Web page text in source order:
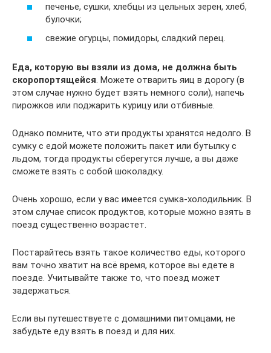
печенье, сушки, хлебцы из цельных зерен, хлеб,
булочки;
свежие огурцы, помидоры, сладкий перец.
Еда, которую вы взяли из дома, не должна быть
скоропортящейся. Можете отварить яиц в дорогу (в
этом случае нужно будет взять немного соли), напечь
пирожков или поджарить курицу или отбивные.
Однако помните, что эти продукты хранятся недолго. В
сумку с едой можете положить пакет или бутылку с
льдом, тогда продукты сберегутся лучше, а вы даже
сможете взять с собой шоколадку.
Очень хорошо, если у вас имеется сумка-холодильник. В
этом случае список продуктов, которые можно взять в
поезд существенно возрастет.
Постарайтесь взять такое количество еды, которого
вам точно хватит на всё время, которое вы едете в
поезде. Учитывайте также то, что поезд может
задержаться.
Если вы путешествуете с домашними питомцами, не
забудьте еду взять в поезд и для них.